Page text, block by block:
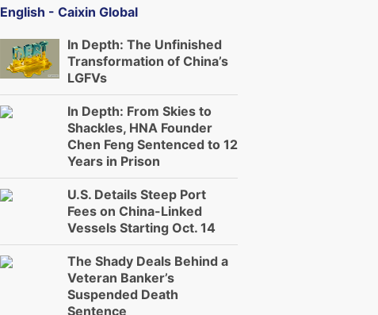
English - Caixin Global
In Depth: The Unfinished
Transformation of China’s
LGFVs
In Depth: From Skies to
Shackles, HNA Founder
Chen Feng Sentenced to 12
Years in Prison
U.S. Details Steep Port
Fees on China-Linked
Vessels Starting Oct. 14
The Shady Deals Behind a
Veteran Banker’s
Suspended Death
Sentence